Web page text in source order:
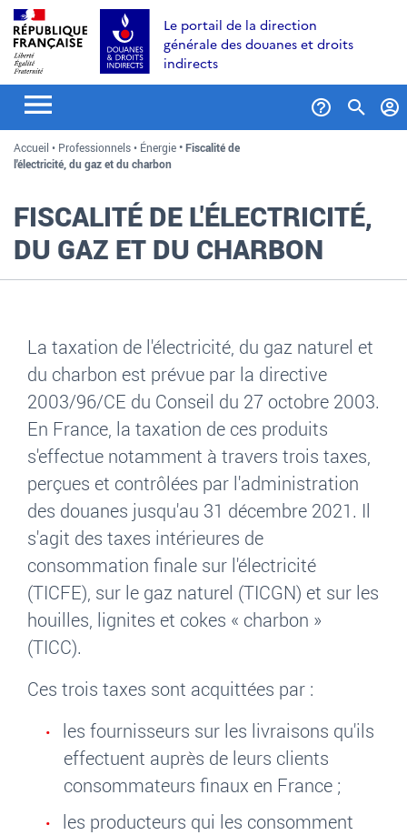
Aller
au
contenu
Aller
recherche
Aller
au
menu
Le portail de la direction
générale des douanes et droits
indirects
Accueil Professionnels Énergie
Fiscalité de
l'électricité, du gaz et du charbon
FISCALITÉ DE L'ÉLECTRICITÉ,
DU GAZ ET DU CHARBON
La taxation de l'électricité, du gaz naturel et
du charbon est prévue par la directive
2003/96/CE du Conseil du 27 octobre 2003.
En France, la taxation de ces produits
s'effectue notamment à travers trois taxes,
perçues et contrôlées par l'administration
des douanes jusqu'au 31 décembre 2021. Il
s'agit des taxes intérieures de
consommation finale sur l'électricité
(TICFE), sur le gaz naturel (TICGN) et sur les
houilles, lignites et cokes « charbon »
(TICC).
Ces trois taxes sont acquittées par :
les fournisseurs sur les livraisons qu'ils
effectuent auprès de leurs clients
consommateurs finaux en France ;
les producteurs qui les consomment